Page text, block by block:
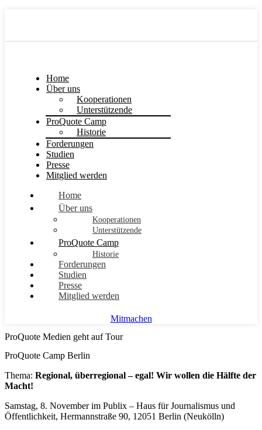
Home
Über uns
Kooperationen
Unterstützende
ProQuote Camp
Historie
Forderungen
Studien
Presse
Mitglied werden
Home
Über uns
Kooperationen
Unterstützende
ProQuote Camp
Historie
Forderungen
Studien
Presse
Mitglied werden
Mitmachen
ProQuote Medien geht auf Tour
ProQuote Camp Berlin
Thema: Regional, überregional – egal! Wir wollen die Hälfte der
Macht!
Samstag, 8. November im Publix – Haus für Journalismus und
Öffentlichkeit, Hermannstraße 90, 12051 Berlin (Neukölln)